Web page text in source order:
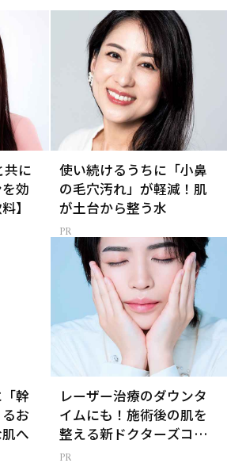
共に
効
】
使い続けるうちに「小鼻
の毛穴汚れ」が軽減！肌
が土台から整う水
幹
お
へ
レーザー治療のダウンタ
イムにも！施術後の肌を
整える新ドクターズコス
メ